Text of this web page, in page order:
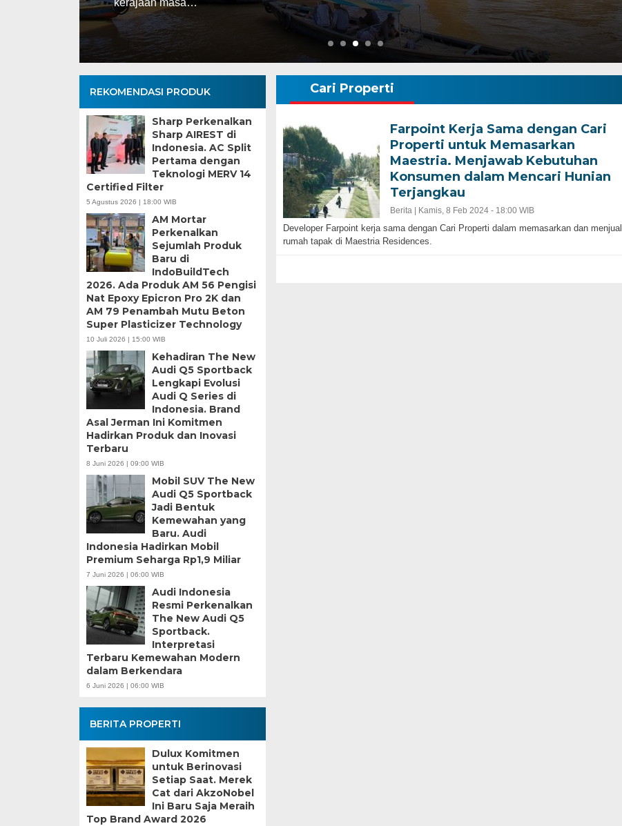
REKOMENDASI PRODUK
Sharp Perkenalkan
Sharp AIREST di
Indonesia. AC Split
Pertama dengan
Teknologi MERV 14
Certified Filter
5 Agustus 2026 | 18:00 WIB
AM Mortar
Perkenalkan
Sejumlah Produk
Baru di
IndoBuildTech
2026. Ada Produk AM 56 Pengisi
Nat Epoxy Epicron Pro 2K dan
AM 79 Penambah Mutu Beton
Super Plasticizer Technology
10 Juli 2026 | 15:00 WIB
Kehadiran The New
Audi Q5 Sportback
Lengkapi Evolusi
Audi Q Series di
Indonesia. Brand
Asal Jerman Ini Komitmen
Hadirkan Produk dan Inovasi
Terbaru
8 Juni 2026 | 09:00 WIB
Mobil SUV The New
Audi Q5 Sportback
Jadi Bentuk
Kemewahan yang
Baru. Audi
Indonesia Hadirkan Mobil
Premium Seharga Rp1,9 Miliar
7 Juni 2026 | 06:00 WIB
Audi Indonesia
Resmi Perkenalkan
The New Audi Q5
Sportback.
Interpretasi
Terbaru Kemewahan Modern
dalam Berkendara
6 Juni 2026 | 06:00 WIB
BERITA PROPERTI
Dulux Komitmen
untuk Berinovasi
Setiap Saat. Merek
Cat dari AkzoNobel
Ini Baru Saja Meraih
Top Brand Award 2026
Cari Properti
Farpoint Kerja Sama dengan Cari
Properti untuk Memasarkan
Maestria. Menjawab Kebutuhan
Konsumen dalam Mencari Hunian
Terjangkau
Berita | Kamis, 8 Feb 2024 - 18:00 WIB
Developer Farpoint kerja sama dengan Cari Properti dalam memasarkan dan menjual
rumah tapak di Maestria Residences.